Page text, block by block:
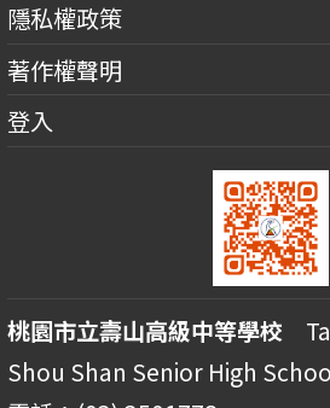
隱私權政策
著作權聲明
登入
桃園市立壽山高級中等學校
Shou Shan Senior High